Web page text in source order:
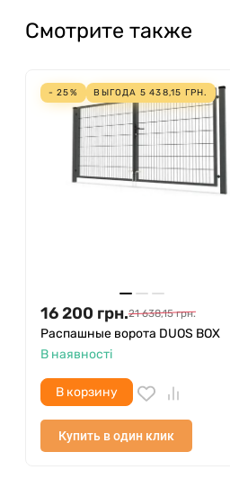
Смотрите также
- 25% ВЫГОДА 5 438,15 ГРН.
16 200 грн.21 638,15 грн.
Распашные ворота DUOS BOX
В наявності
В корзину
Купить в один клик